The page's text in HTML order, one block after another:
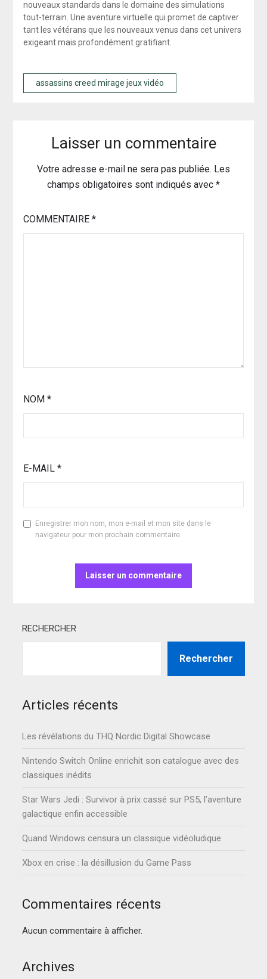
nouveaux standards dans le domaine des simulations
tout-terrain. Une aventure virtuelle qui promet de captiver
tant les vétérans que les nouveaux venus dans cet univers
exigeant mais profondément gratifiant.
assassins creed mirage jeux vidéo
Laisser un commentaire
Votre adresse e-mail ne sera pas publiée. Les
champs obligatoires sont indiqués avec *
COMMENTAIRE *
NOM *
E-MAIL *
Enregistrer mon nom, mon e-mail et mon site dans le
navigateur pour mon prochain commentaire.
RECHERCHER
Rechercher
Articles récents
Les révélations du THQ Nordic Digital Showcase
Nintendo Switch Online enrichit son catalogue avec des
classiques inédits
Star Wars Jedi : Survivor à prix cassé sur PS5, l’aventure
galactique enfin accessible
Quand Windows censura un classique vidéoludique
Xbox en crise : la désillusion du Game Pass
Commentaires récents
Aucun commentaire à afficher.
Archives